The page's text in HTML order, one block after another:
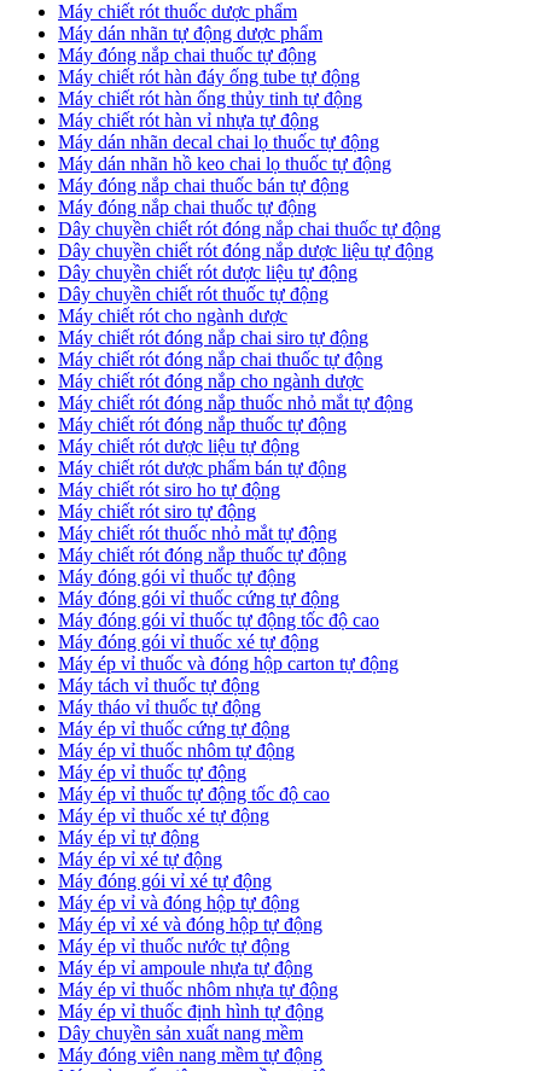
Máy chiết rót thuốc dược phẩm
Máy dán nhãn tự động dược phẩm
Máy đóng nắp chai thuốc tự động
Máy chiết rót hàn đáy ống tube tự động
Máy chiết rót hàn ống thủy tinh tự động
Máy chiết rót hàn vỉ nhựa tự động
​Máy dán nhãn decal chai lọ thuốc tự động
Máy dán nhãn hồ keo chai lọ thuốc tự động
Máy đóng nắp chai thuốc bán tự động
Máy đóng nắp chai thuốc tự động
Dây chuyền chiết rót đóng nắp chai thuốc tự động
​Dây chuyền chiết rót đóng nắp dược liệu tự động
Dây chuyền chiết rót dược liệu tự động
​Dây chuyền chiết rót thuốc tự động
Máy chiết rót cho ngành dược
​Máy chiết rót đóng nắp chai siro tự động
​Máy chiết rót đóng nắp chai thuốc tự động
​Máy chiết rót đóng nắp cho ngành dược
​Máy chiết rót đóng nắp thuốc nhỏ mắt tự động
​Máy chiết rót đóng nắp thuốc tự động
​Máy chiết rót dược liệu tự động
Máy chiết rót dược phẩm bán tự động
​Máy chiết rót siro ho tự động
​Máy chiết rót siro tự động
​Máy chiết rót thuốc nhỏ mắt tự động
​Máy chiết rót đóng nắp thuốc tự động
​Máy đóng gói vỉ thuốc tự động
Máy đóng gói vỉ thuốc cứng tự động
Máy đóng gói vỉ thuốc tự động tốc độ cao
Máy đóng gói vỉ thuốc xé tự động
​Máy ép vỉ thuốc và đóng hộp carton tự động
​Máy tách vỉ thuốc tự động
​Máy tháo vỉ thuốc tự động
​Máy ép vỉ thuốc cứng tự động
Máy ép vỉ thuốc nhôm tự động
Máy ép vỉ thuốc tự động​
​Máy ép vỉ thuốc tự động tốc độ cao
​Máy ép vỉ thuốc xé tự động
​Máy ép vỉ tự động
​Máy ép vỉ xé tự động
​Máy đóng gói vỉ xé tự động
​Máy ép vỉ và đóng hộp tự động
​Máy ép vỉ xé và đóng hộp tự động
​Máy ép vỉ thuốc nước tự động
​Máy ép vỉ ampoule nhựa tự động
Máy ép vỉ thuốc nhôm nhựa tự động
​Máy ép vỉ thuốc định hình tự động
​Dây chuyền sản xuất nang mềm
Máy đóng viên nang mềm tự động